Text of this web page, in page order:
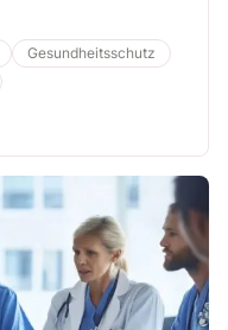
Gesundheitsschutz